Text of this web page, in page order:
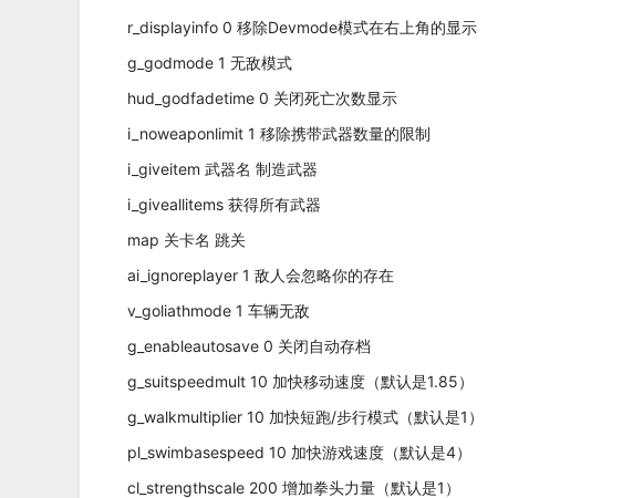
r_displayinfo 0 移除Devmode模式在右上角的显示
g_godmode 1 无敌模式
hud_godfadetime 0 关闭死亡次数显示
i_noweaponlimit 1 移除携带武器数量的限制
i_giveitem 武器名 制造武器
i_giveallitems 获得所有武器
map 关卡名 跳关
ai_ignoreplayer 1 敌人会忽略你的存在
v_goliathmode 1 车辆无敌
g_enableautosave 0 关闭自动存档
g_suitspeedmult 10 加快移动速度（默认是1.85）
g_walkmultiplier 10 加快短跑/步行模式（默认是1）
pl_swimbasespeed 10 加快游戏速度（默认是4）
cl_strengthscale 200 增加拳头力量（默认是1）